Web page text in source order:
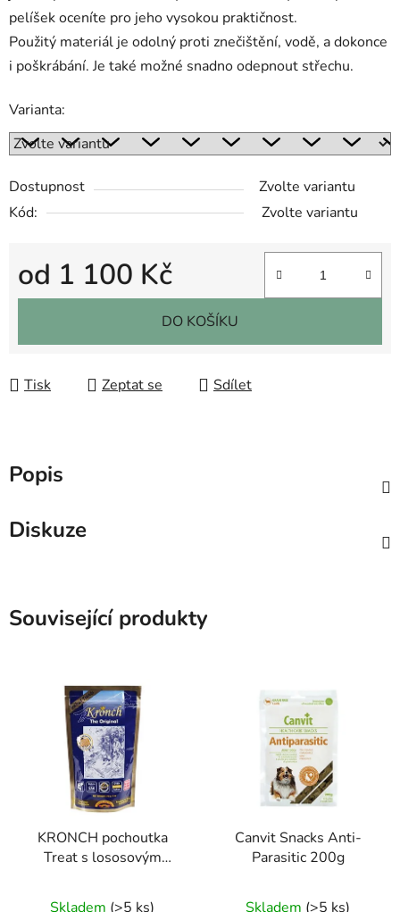
pelíšek oceníte pro jeho vysokou praktičnost.
Použitý materiál je odolný proti znečištění, vodě, a dokonce
i poškrábání. Je také možné snadno odepnout střechu.
Varianta:
Dostupnost
Zvolte variantu
Kód:
Zvolte variantu
od 1 100 Kč
Měrná cena:
DO KOŠÍKU
Tisk Zeptat se Sdílet
Popis
Diskuze
Související produkty
KRONCH pochoutka
Treat s lososovým
Skladem (>5 ks)
Canvit Snacks Anti-
Parasitic 200g
Skladem (>5 ks)